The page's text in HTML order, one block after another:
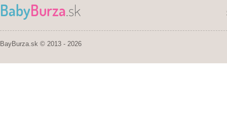
BabyBurza.sk
BayBurza.sk © 2013 - 2026